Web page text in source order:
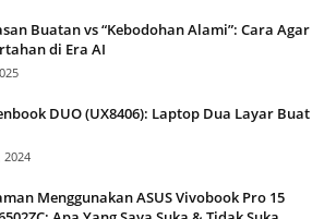
Buatan vs “Kebodohan Alami”: Cara Agar
di Era AI
DUO (UX8406): Laptop Dua Layar Buat
2024
Menggunakan ASUS Vivobook Pro 15